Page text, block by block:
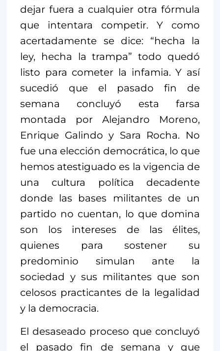
dejar fuera a cualquier otra fórmula
que intentara competir. Y como
acertadamente se dice: “hecha la
ley, hecha la trampa” todo quedó
listo para cometer la infamia. Y así
sucedió que el pasado fin de
semana concluyó esta farsa
montada por Alejandro Moreno,
Enrique Galindo y Sara Rocha. No
fue una elección democrática, lo que
hemos atestiguado es la vigencia de
una cultura política decadente
donde las bases militantes de un
partido no cuentan, lo que domina
son los intereses de las élites,
quienes para sostener su
predominio simulan ante la
sociedad y sus militantes que son
celosos practicantes de la legalidad
y la democracia.
El desaseado proceso que concluyó
el pasado fin de semana y que